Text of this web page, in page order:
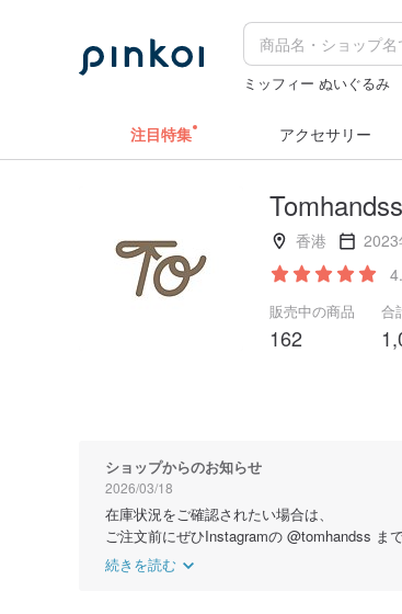
ミッフィー ぬいぐるみ
注目特集 アクセサリー
香港
2023
販売中の商品
162
合
ショップからのお知らせ
2026/03/18
在庫状況をご確認されたい場合は、
ご注文前にぜひInstagramの @tomhandss ま
続きを読む